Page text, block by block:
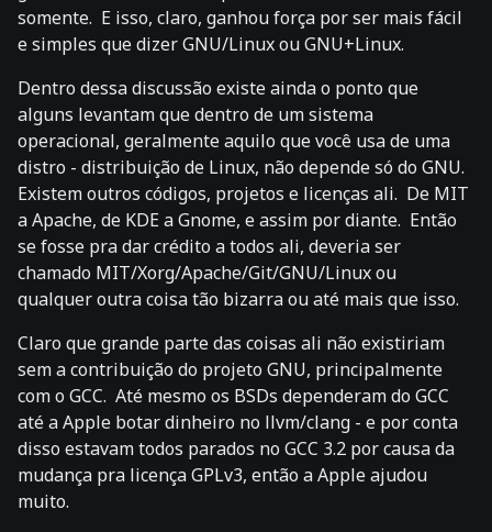
somente. E isso, claro, ganhou força por ser mais fácil
e simples que dizer GNU/Linux ou GNU+Linux.
Dentro dessa discussão existe ainda o ponto que
alguns levantam que dentro de um sistema
operacional, geralmente aquilo que você usa de uma
distro - distribuição de Linux, não depende só do GNU.
Existem outros códigos, projetos e licenças ali. De MIT
a Apache, de KDE a Gnome, e assim por diante. Então
se fosse pra dar crédito a todos ali, deveria ser
chamado MIT/Xorg/Apache/Git/GNU/Linux ou
qualquer outra coisa tão bizarra ou até mais que isso.
Claro que grande parte das coisas ali não existiriam
sem a contribuição do projeto GNU, principalmente
com o GCC. Até mesmo os BSDs dependeram do GCC
até a Apple botar dinheiro no llvm/clang - e por conta
disso estavam todos parados no GCC 3.2 por causa da
mudança pra licença GPLv3, então a Apple ajudou
muito.